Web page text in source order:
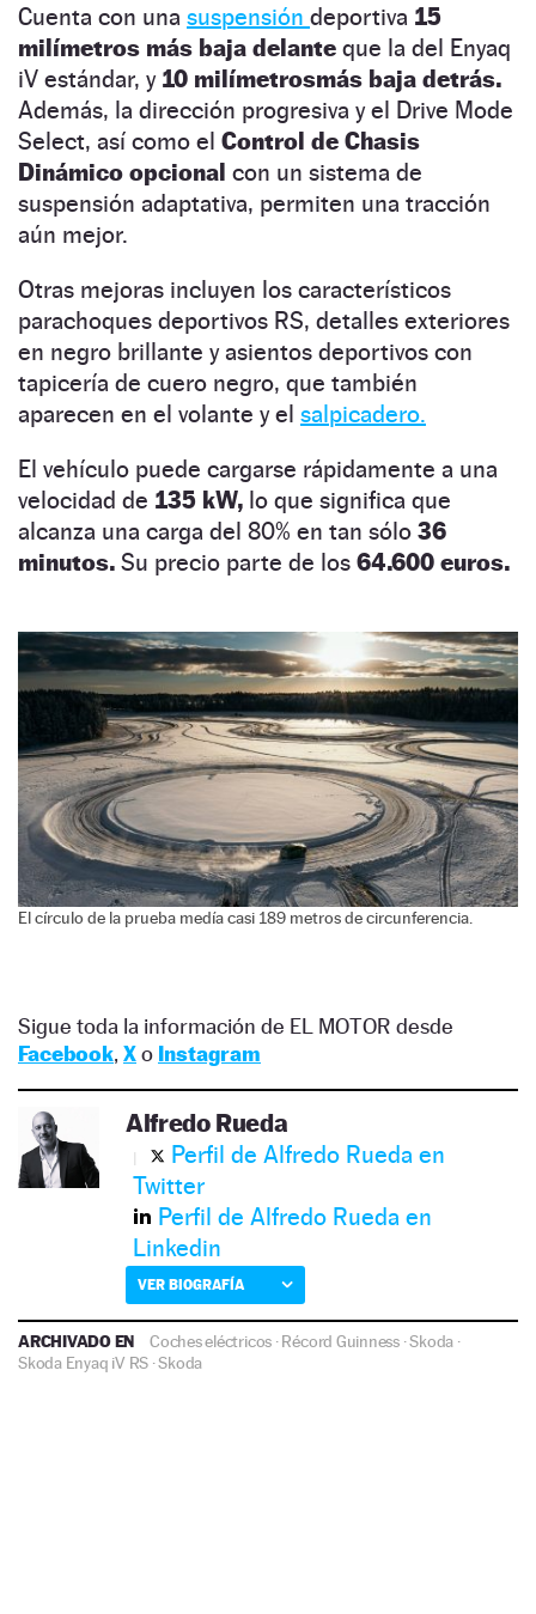
Cuenta con una suspensión deportiva 15
milímetros más baja delante que la del Enyaq
iV estándar, y 10 milímetrosmás baja detrás.
Además, la dirección progresiva y el Drive Mode
Select, así como el Control de Chasis
Dinámico opcional con un sistema de
suspensión adaptativa, permiten una tracción
aún mejor.
Otras mejoras incluyen los característicos
parachoques deportivos RS, detalles exteriores
en negro brillante y asientos deportivos con
tapicería de cuero negro, que también
aparecen en el volante y el salpicadero.
El vehículo puede cargarse rápidamente a una
velocidad de 135 kW, lo que significa que
alcanza una carga del 80% en tan sólo 36
minutos. Su precio parte de los 64.600 euros.
El círculo de la prueba medía casi 189 metros de circunferencia.
Sigue toda la información de EL MOTOR desde
Facebook, Xo Instagram
Alfredo Rueda
Perfil de Alfredo Rueda en
Twitter
Perfil de Alfredo Rueda en
Linkedin
VER BIOGRAFÍA
ARCHIVADO EN Coches eléctricos ·Récord Guinness·Skoda ·
Skoda Enyaq iV RS ·Skoda